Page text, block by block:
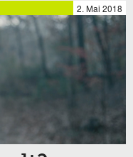
2. Mai 2018